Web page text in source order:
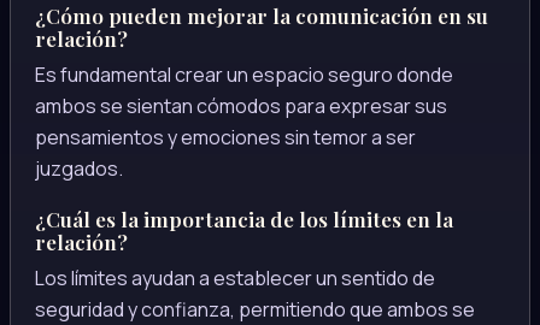
¿Cómo pueden mejorar la comunicación en su
relación?
Es fundamental crear un espacio seguro donde
ambos se sientan cómodos para expresar sus
pensamientos y emociones sin temor a ser
juzgados.
¿Cuál es la importancia de los límites en la
relación?
Los límites ayudan a establecer un sentido de
seguridad y confianza, permitiendo que ambos se